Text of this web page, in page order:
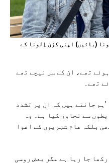
(بائیں) اپنی کزن اِلونا کے
تھے، ان کے سر نیچے تھے
تھے۔
جانتے ہیں کہ ان پر تشدد
سے تجاوز کیا ہے۔ وہ
بلکہ عام شہریوں کے اغوا
جا رہا ہے مگر بعض روسی